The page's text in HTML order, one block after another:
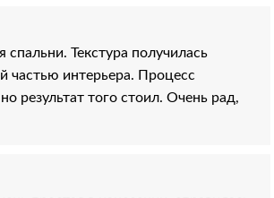
Текстура получилась
частью интерьера. Процесс
результат того стоил. Очень рад,